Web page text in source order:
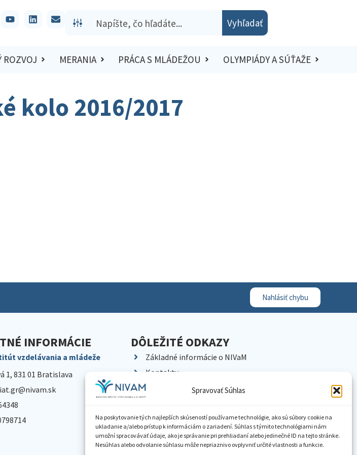
Spravovať Súhlas
Na poskytovanie tých najlepších skúseností používame technológie, ako sú súbory cookie na
ukladanie a/alebo prístup k informáciám o zariadení. Súhlas s týmito technológiami nám
umožní spracovávať údaje, ako je správanie pri prehliadaní alebo jedinečné ID na tejto stránke.
Nesúhlas alebo odvolanie súhlasu môže nepriaznivo ovplyvniť určité vlastnosti a funkcie.
Vyhľadať
ROZVOJ MERANIA PRÁCA S MLÁDEŽOU OLYMPIÁDY A SÚŤAŽE
kolo 2016/2017
Nahlásiť chybu
INFORMÁCIE
vzdelávania a mládeže
1, 831 01 Bratislava
DÔLEŽITÉ ODKAZY
Základné informácie o NIVaM
Kontakty
Kariéra
Pracoviská NIVaM
Dokumenty inštitúcie
Knižnica